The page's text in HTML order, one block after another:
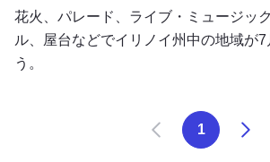
花火、パレード、ライブ・ミュージッ
ル、屋台などでイリノイ州中の地域が
う。
Prev 1 次の